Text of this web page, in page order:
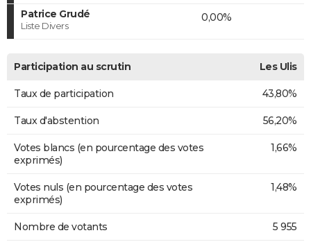
Patrice Grudé
Liste Divers
0,00%
Participation au scrutin Les Ulis
Taux de participation 43,80%
Taux d'abstention 56,20%
Votes blancs (en pourcentage des votes
exprimés)
1,66%
Votes nuls (en pourcentage des votes
exprimés)
1,48%
Nombre de votants 5 955